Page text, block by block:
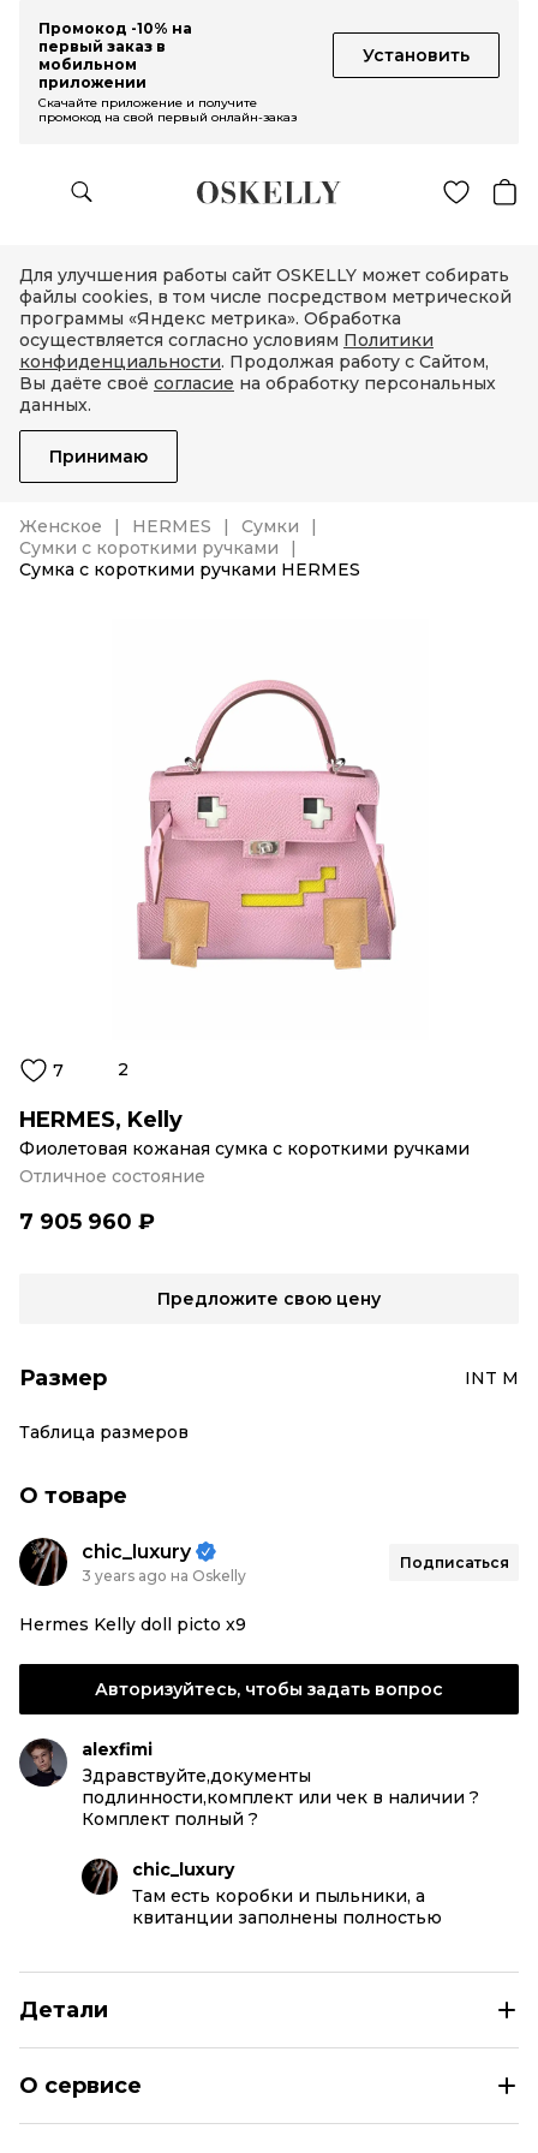
Промокод -10% на
первый заказ в
мобильном
приложении
Установить
Скачайте приложение и получите
промокод на свой первый онлайн-заказ
Для улучшения работы сайт OSKELLY может собирать
файлы cookies, в том числе посредством метрической
программы «Яндекс метрика». Обработка
осуществляется согласно условиям Политики
конфиденциальности. Продолжая работу с Сайтом,
Вы даёте своё согласие на обработку персональных
данных.
Принимаю
Женское HERMES
Сумки
Сумки с короткими ручками
Сумка с короткими ручками HERMES
7 2
HERMES, Kelly
Фиолетовая кожаная сумка с короткими ручками
Отличное состояние
7 905 960 ₽
Предложите свою цену
Размер INT M
Таблица размеров
О товаре
chic_luxury
3 years ago на Oskelly
Подписаться
Hermes Kelly doll picto x9
Авторизуйтесь, чтобы задать вопрос
alexfimi
Здравствуйте,документы
подлинности,комплект или чек в наличии ?
Комплект полный ?
chic_luxury
Там есть коробки и пыльники, а
квитанции заполнены полностью
Детали
О сервисе